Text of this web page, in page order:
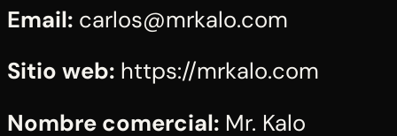
Email: carlos@mrkalo.com
Sitio web: https://mrkalo.com
Nombre comercial: Mr. Kalo